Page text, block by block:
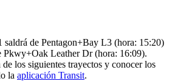
saldrá de Pentagon+Bay L3 (hora: 15:20)
Pkwy+Oak Leather Dr (hora: 16:09).
los siguientes trayectos y conocer los
la aplicación Transit.